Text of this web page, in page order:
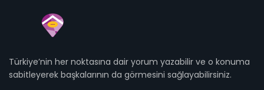
Türkiye’nin her noktasına dair yorum yazabilir ve o konuma
sabitleyerek başkalarının da görmesini sağlayabilirsiniz.